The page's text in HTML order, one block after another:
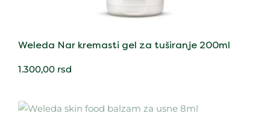
Weleda Nar kremasti gel za tuširanje 200ml
1.300,00 rsd